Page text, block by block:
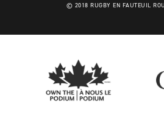
© 2018 RUGBY EN FAUTEUIL